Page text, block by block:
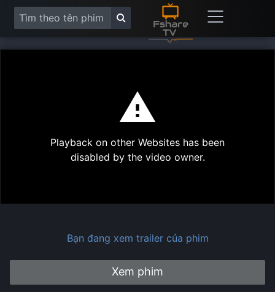
Play
Playback on other Websites has been
disabled by the video owner.
Bạn đang xem trailer của phim
Xem phim